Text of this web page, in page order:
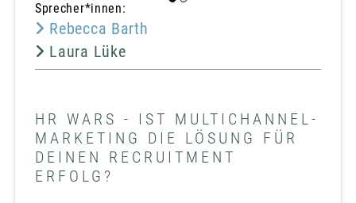
Sprecher*innen:
Rebecca Barth
Laura Lüke
HR WARS - IST MULTICHANNEL-
MARKETING DIE LÖSUNG FÜR
DEINEN RECRUITMENT
ERFOLG?